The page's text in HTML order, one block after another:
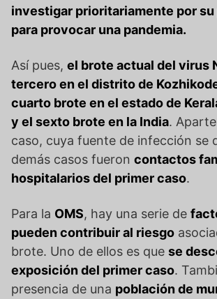
investigar prioritariamente por
para provocar una pandemia.
Así pues, el brote actual del virus
tercero en el distrito de
cuarto brote en el estado de
y el sexto brote en la India.
caso, cuya fuente de infección se
demás casos fueron contactos
hospitalarios del primer caso.
Para la OMS, hay una serie de
pueden contribuir al riesgo
brote. Uno de ellos es que se
exposición del primer caso.
presencia de una población de